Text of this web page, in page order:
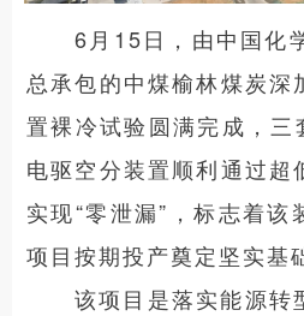
6月15日，由中国化
总承包的中煤榆林煤炭深
置裸冷试验圆满完成，
电驱空分装置顺利通过超
实现“零泄漏”，标志着该
项目按期投产奠定坚实基
该项目是落实能源转